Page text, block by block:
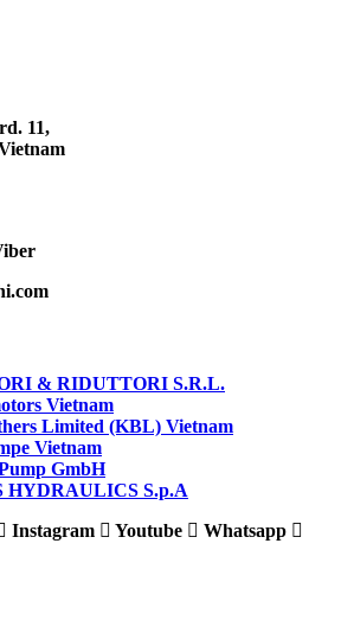
11,
& RIDUTTORI S.R.L.
Vietnam
Limited (KBL) Vietnam
Vietnam
GmbH
HYDRAULICS S.p.A
Instagram Youtube
Whatsapp